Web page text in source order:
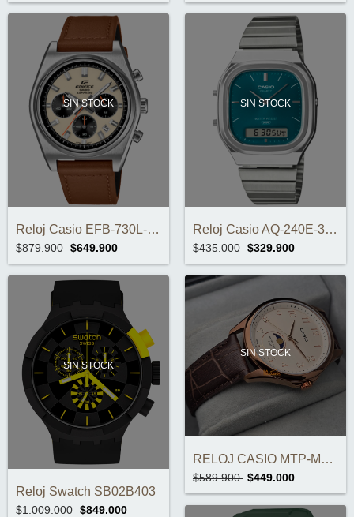
SIN STOCK
Reloj Casio EFB-730L-7AVUDF
$879.900 $649.900
SIN STOCK
Reloj Casio AQ-240E-3ADF
$435.000 $329.900
SIN STOCK
Reloj Swatch SB02B403
$1.009.000 $849.000
SIN STOCK
RELOJ CASIO MTP-M110RL-5AVDF ORIGINAL
$589.900 $449.000